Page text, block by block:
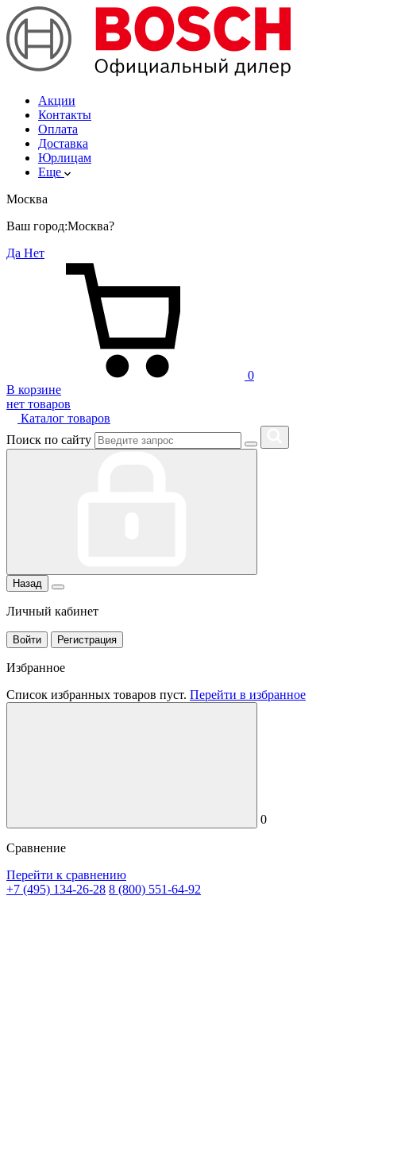
Акции
Контакты
Оплата
Доставка
Юрлицам
Еще
Москва
Ваш город:Москва?
Да Нет
0
В корзине
нет товаров
Каталог товаров
Поиск по сайту
Назад
Личный кабинет
Войти Регистрация
Избранное
Список избранных товаров пуст. Перейти в избранное
0
Сравнение
Перейти к сравнению
+7 (495) 134-26-28 8 (800) 551-64-92